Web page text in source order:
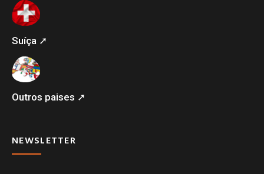
Suíça ➚
Outros paises ➚
NEWSLETTER